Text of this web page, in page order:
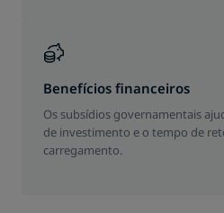
Benefícios financeiros
Os subsídios governamentais
de investimento e o tempo de
carregamento.